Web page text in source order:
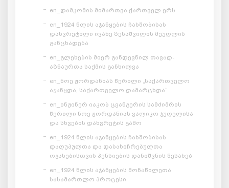
en_დამკომის მიმართვა ქართველ ერს
en_1924 წლის აჯანყების ჩახშობისას
დახვრეტილი ივანე ზესაშვილის მეუღლის
განცხადება
en_გლეხების მიერ განდევნილ თავად-
აზნაურთა საქმის განხილვა
en_ნოე ჟორდანიას წერილი „საქართველო
აჯანყდა, საქართველო დამარცხდა“
en_ინჟინერ იაკობ ცვანგერის სამძიმრის
წერილი ნოე ჟორდანიას ვალიკო ჯუღელისა
და სხვების დახვრეტის გამო
en_1924 წლის აჯანყების ჩახშობისას
დაღუპულთა და დასახიჩრებულთა
ოჯახებისთვის პენსიების დანიშვნის შესახებ
en_1924 წლის აჯანყების მონაწილეთა
სასამართლო პროცესი